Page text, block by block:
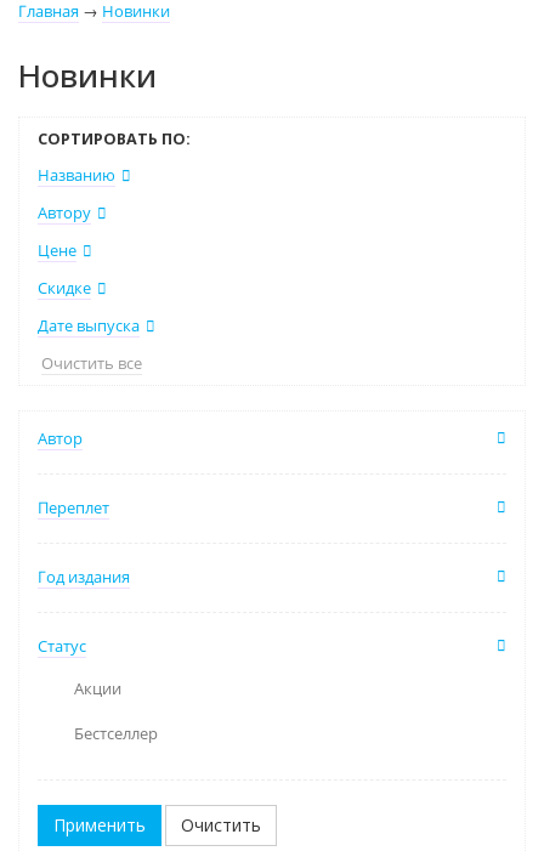
Главная → Новинки
Новинки
СОРТИРОВАТЬ ПО:
Названию
Автору
Цене
Скидке
Дате выпуска
Очистить все
Автор
Переплет
Год издания
Статус
Акции
Бестселлер
Очистить